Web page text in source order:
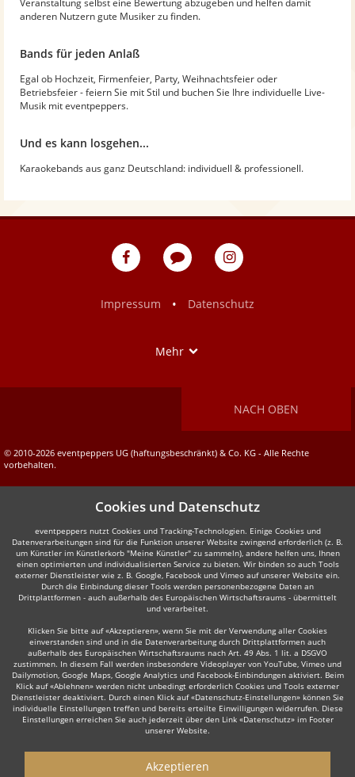
Veranstaltung selbst eine Bewertung abzugeben und helfen damit
anderen Nutzern gute Musiker zu finden.
Bands für jeden Anlaß
Egal ob Hochzeit, Firmenfeier, Party, Weihnachtsfeier oder
Betriebsfeier - feiern Sie mit Stil und buchen Sie Ihre individuelle Live-
Musik mit eventpeppers.
Und es kann losgehen...
Karaokebands aus ganz Deutschland: individuell & professionell.
eventpeppers
Blog
eventpeppers
Impressum
• Datenschutz
Mehr
NACH OBEN
© 2010-2026 eventpeppers UG (haftungsbeschränkt) & Co. KG - Alle Rechte
vorbehalten.
Cookies und Datenschutz
eventpeppers nutzt Cookies und Tracking-Technologien. Einige Cookies und
Datenverarbeitungen sind für die Funktion unserer Website zwingend erforderlich (z. B.
um Künstler im Künstlerkorb "Meine Künstler" zu sammeln), andere helfen uns, Ihnen
einen optimierten und individualisierten Service zu bieten. Wir binden so auch Tools
externer Dienstleister wie z. B. Google, Facebook und Vimeo auf unserer Website ein.
Durch die Einbindung dieser Tools werden personenbezogene Daten an
Drittplattformen - auch außerhalb des Europäischen Wirtschaftsraums - übermittelt
und verarbeitet.
Klicken Sie bitte auf «Akzeptieren», wenn Sie mit der Verwendung aller Cookies
einverstanden sind und in die Datenverarbeitung durch Drittplattformen auch
außerhalb des Europäischen Wirtschaftsraums nach Art. 49 Abs. 1 lit. a DSGVO
zustimmen. In diesem Fall werden insbesondere Videoplayer von YouTube, Vimeo und
Dailymotion, Google Maps, Google Analytics und Facebook-Einbindungen aktiviert. Beim
Klick auf «Ablehnen» werden nicht unbedingt erforderlich Cookies und Tools externer
Dienstleister deaktiviert. Durch einen Klick auf «Datenschutz-Einstellungen» können Sie
individuelle Einstellungen treffen und bereits erteilte Einwilligungen widerrufen. Diese
Einstellungen erreichen Sie auch jederzeit über den Link «Datenschutz» im Footer
unserer Website.
Akzeptieren